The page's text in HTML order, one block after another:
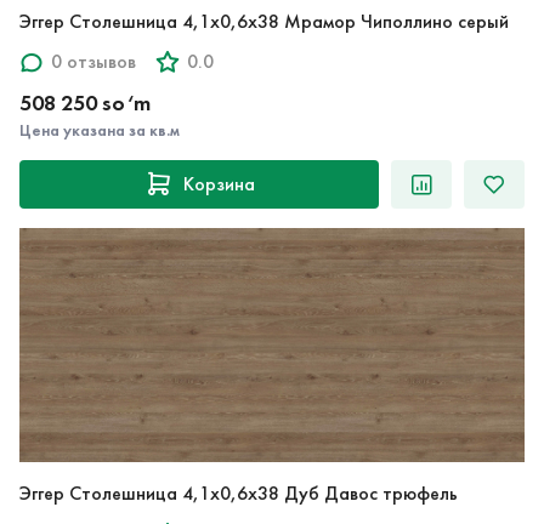
0 отзывов
0.0
508 250 so‘m
Цена указана за кв.м
Эггер Столешница 4,1х0,6х38 Дуб Давос трюфель
0 отзывов
0.0